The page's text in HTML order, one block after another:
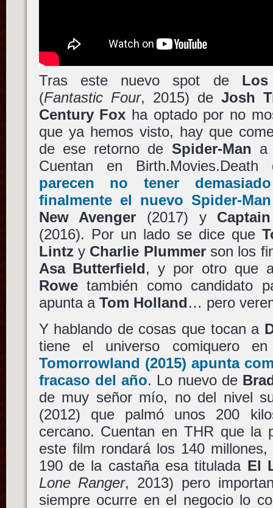
Tras este nuevo spot de
(Fantastic Four, 2015) de Josh
Century Fox ha optado por no
que ya hemos visto, hay que
de ese retorno de Spider-Man a
Cuentan en
parecen no tener
finalmente el nuevoSpider-Man
New Avenger (2017) y
(2016). Por un lado se dice que
Lintzy Charlie Plummerson los
Asa Butterfield, y por otro que
Rowetambién como candidato
apunta a Tom Holland… pero
Y hablando de cosas que tocan a
tiene el universo comiquero
Tomorrowland (2015) apunta
fracaso del año. Lo nuevo de
de muy señor mío, no del nivel
(2012) que palmó unos 200
cercano. Cuentan en THR que la
este film rondará los 140
190 de la castaña esa titulada El
Lone Ranger, 2013) pero
siempre ocurre en el negocio lo